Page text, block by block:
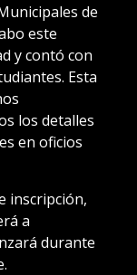
de
este
y contó con
Esta
los detalles
en oficios
inscripción,
a
durante